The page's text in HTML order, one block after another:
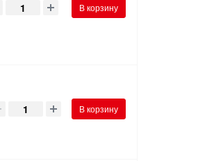
В корзину
В корзину